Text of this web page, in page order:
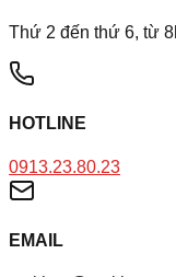
Thứ 2 đến thứ 6, từ
HOTLINE
0913.23.80.23
EMAIL